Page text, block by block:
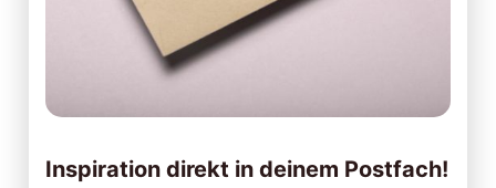
Inspiration direkt in deinem Postfach!